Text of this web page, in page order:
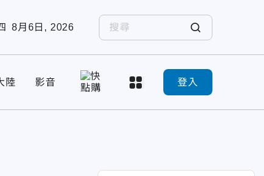
8月6日, 2026
陸 影音 登入